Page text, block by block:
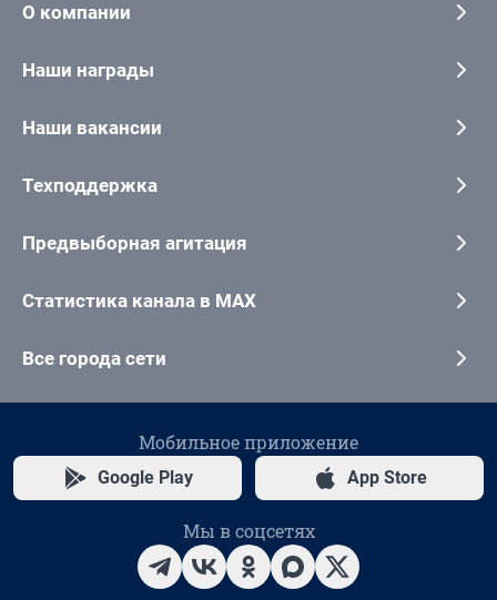
О компании
Наши награды
Наши вакансии
Техподдержка
Предвыборная агитация
Статистика канала в MAX
Все города сети
Мобильное приложение
Google Play App Store
Мы в соцсетях